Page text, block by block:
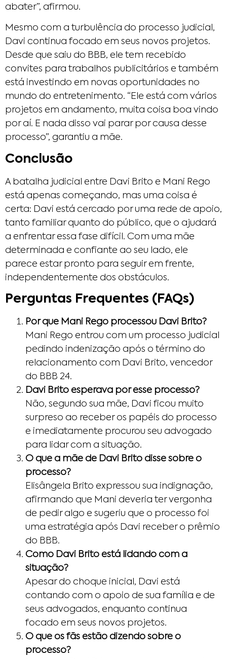
abater”, afirmou.
Mesmo com a turbulência do processo judicial,
Davi continua focado em seus novos projetos.
Desde que saiu do BBB, ele tem recebido
convites para trabalhos publicitários e também
está investindo em novas oportunidades no
mundo do entretenimento. “Ele está com vários
projetos em andamento, muita coisa boa vindo
por aí. E nada disso vai parar por causa desse
processo”, garantiu a mãe.
Conclusão
A batalha judicial entre Davi Brito e Mani Rego
está apenas começando, mas uma coisa é
certa: Davi está cercado por uma rede de apoio,
tanto familiar quanto do público, que o ajudará
a enfrentar essa fase difícil. Com uma mãe
determinada e confiante ao seu lado, ele
parece estar pronto para seguir em frente,
independentemente dos obstáculos.
Perguntas Frequentes (FAQs)
Por que Mani Rego processou Davi Brito?
Mani Rego entrou com um processo judicial
pedindo indenização após o término do
relacionamento com Davi Brito, vencedor
do BBB 24.
Davi Brito esperava por esse processo?
Não, segundo sua mãe, Davi ficou muito
surpreso ao receber os papéis do processo
e imediatamente procurou seu advogado
para lidar com a situação.
O que a mãe de Davi Brito disse sobre o
processo?
Elisângela Brito expressou sua indignação,
afirmando que Mani deveria ter vergonha
de pedir algo e sugeriu que o processo foi
uma estratégia após Davi receber o prêmio
do BBB.
Como Davi Brito está lidando com a
situação?
Apesar do choque inicial, Davi está
contando com o apoio de sua família e de
seus advogados, enquanto continua
focado em seus novos projetos.
O que os fãs estão dizendo sobre o
processo?